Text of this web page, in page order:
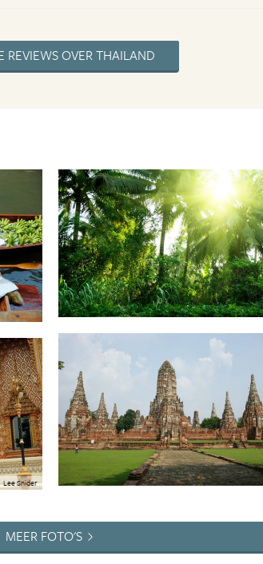
REVIEWS OVER THAILAND
Lee Snider
MEER FOTO'S